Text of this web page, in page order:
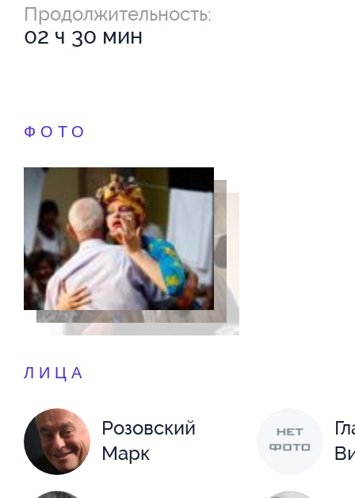
Продолжительность:
02 ч 30 мин
ФОТО
ЛИЦА
Розовский
Марк